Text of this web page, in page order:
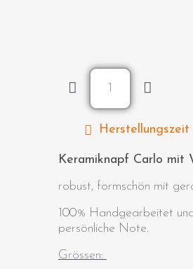
Herstellungszeit
Keramiknapf Carlo mit
robust, formschön mit
100% Handgearbeitet
persönliche Note.
Grössen: